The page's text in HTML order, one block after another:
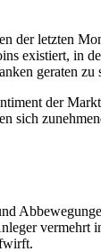
der letzten
existiert, in
geraten zu
der
sich
vermehrt